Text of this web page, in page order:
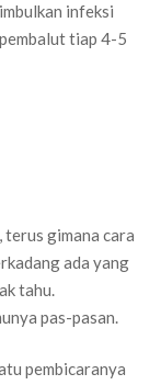
infeksi
tiap 4-5
terus gimana cara
ada yang
tahu.
pas-pasan.
pembicaranya